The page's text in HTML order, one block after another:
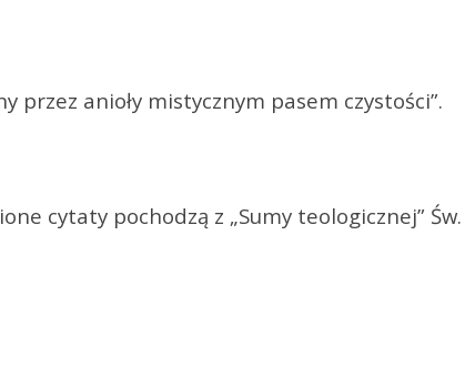
przez anioły mistycznym pasem czystości”.
cytaty pochodzą z „Sumy teologicznej” Św.